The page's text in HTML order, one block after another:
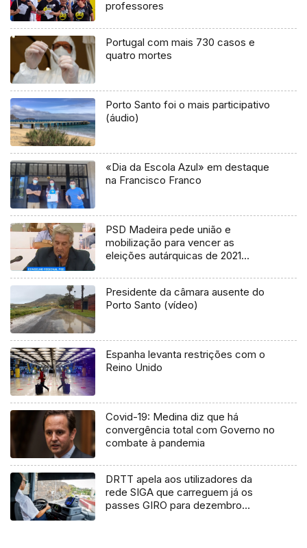
professores
Portugal com mais 730 casos e
quatro mortes
Porto Santo foi o mais participativo
(áudio)
«Dia da Escola Azul» em destaque
na Francisco Franco
PSD Madeira pede união e
mobilização para vencer as
eleições autárquicas de 2021
Presidente da câmara ausente do
Porto Santo (vídeo)
Espanha levanta restrições com o
Reino Unido
Covid-19: Medina diz que há
convergência total com Governo no
combate à pandemia
DRTT apela aos utilizadores da
rede SIGA que carreguem já os
passes GIRO para dezembro